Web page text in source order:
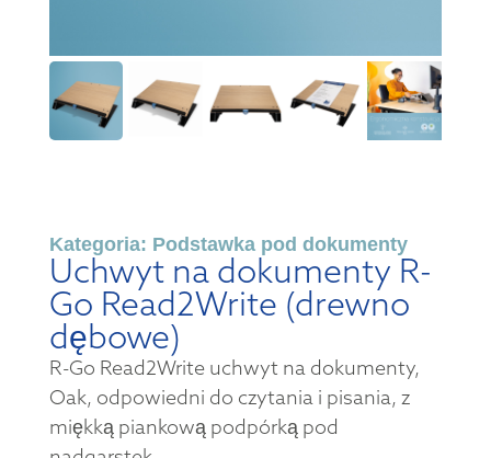
Kategoria: Podstawka pod dokumenty
Uchwyt na dokumenty R-
Go Read2Write (drewno
dębowe)
R-Go Read2Write uchwyt na dokumenty,
Oak, odpowiedni do czytania i pisania, z
miękką piankową podpórką pod